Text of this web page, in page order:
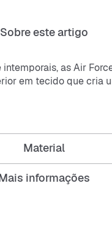
Sobre este artigo
as Air
em tecido que cria
Material
informações